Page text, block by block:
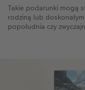
Takie podarunki mogą
rodziną lub
popołudnia czy